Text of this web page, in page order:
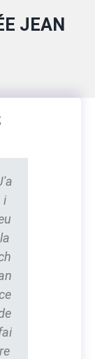
JEAN
i
la
re